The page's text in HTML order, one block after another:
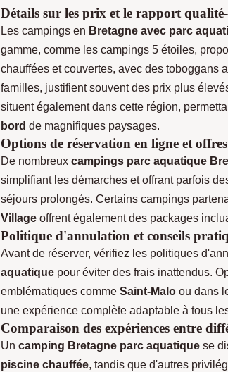
Détails sur les prix et le rapport
Les campings en Bretagne avec parc
gamme, comme les campings 5 étoiles,
chauffées et couvertes, avec des toboggans
familles, justifient souvent des prix plus
situent également dans cette région,
bord de magnifiques paysages.
Options de réservation en ligne et offres
De nombreux campings parc aquatique
simplifiant les démarches et offrant parfois
séjours prolongés. Certains campings
Village offrent également des packages
Politique d'annulation et conseils
Avant de réserver, vérifiez les politiques
aquatique pour éviter des frais inattendus.
emblématiques comme Saint-Malo ou dans
une expérience complète adaptable à tous
Comparaison des expériences entre
Un camping Bretagne parc aquatique se
piscine chauffée, tandis que d'autres